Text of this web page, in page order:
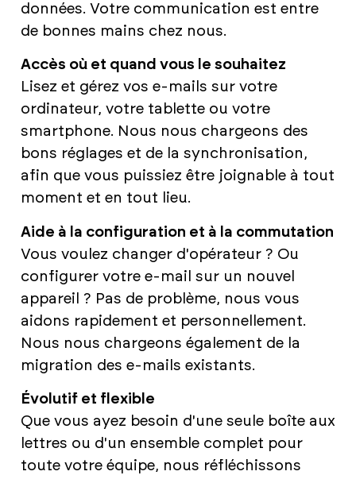
données. Votre communication est entre
de bonnes mains chez nous.
Accès où et quand vous le souhaitez
Lisez et gérez vos e-mails sur votre
ordinateur, votre tablette ou votre
smartphone. Nous nous chargeons des
bons réglages et de la synchronisation,
afin que vous puissiez être joignable à tout
moment et en tout lieu.
Aide à la configuration et à la commutation
Vous voulez changer d'opérateur ? Ou
configurer votre e-mail sur un nouvel
appareil ? Pas de problème, nous vous
aidons rapidement et personnellement.
Nous nous chargeons également de la
migration des e-mails existants.
Évolutif et flexible
Que vous ayez besoin d'une seule boîte aux
lettres ou d'un ensemble complet pour
toute votre équipe, nous réfléchissons